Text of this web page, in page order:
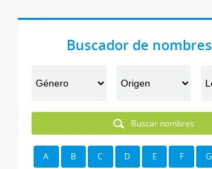
Buscador de nombres
Buscar nombres
A B C D E F G